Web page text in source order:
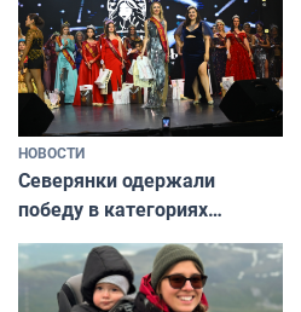
НОВОСТИ
Северянки одержали
победу в категориях
всероссийского конкурса
«Мисс и Миссис Великая
Русь»